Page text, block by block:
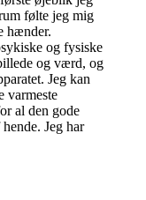
følte jeg mig
hænder.
og fysiske
og værd, og
Jeg kan
varmeste
al den gode
Jeg har